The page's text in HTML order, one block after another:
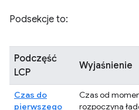
Podsekcje to:
Podczęść
LCP
Wyjaśnienie
Czas do
pierwszego
Czas od
rozpoczyna